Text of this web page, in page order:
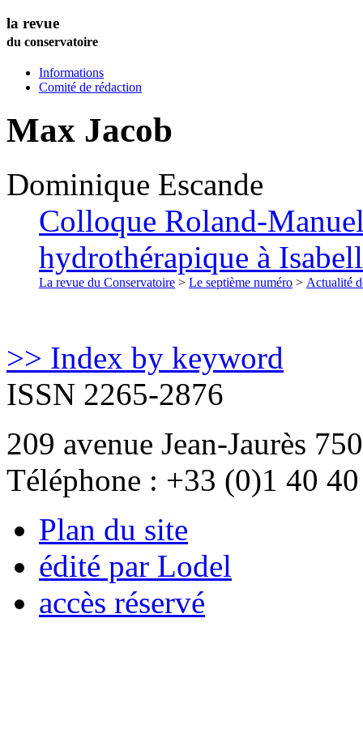
la revue
du conservatoire
Informations
Comité de rédaction
Max Jacob
Dominique Escande
Colloque Roland-
hydrothérapique à
La revue du Conservatoire > Le septième numéro > Actualité
>> Index by keyword
ISSN 2265-2876
209 avenue Jean-Jaurès
Téléphone : +33 (0)1 40
Plan du site
édité par Lodel
accès réservé